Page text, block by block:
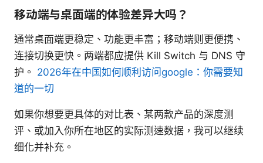
移动端与桌面端的体验差异大吗？
通常桌面端更稳定、功能更丰富；移动端则更便携、
连接切换更快。两端都应提供 Kill Switch 与 DNS 守
护。 2026年在中国如何顺利访问google：你需要知
道的一切
如果你想要更具体的对比表、某两款产品的深度测
评、或加入你所在地区的实际测速数据，我可以继续
细化并补充。